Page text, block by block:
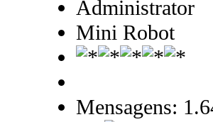
Administrator
Mini Robot
Mensagens: